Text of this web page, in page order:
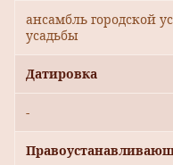
ансамбль городской
усадьбы
Датировка
-